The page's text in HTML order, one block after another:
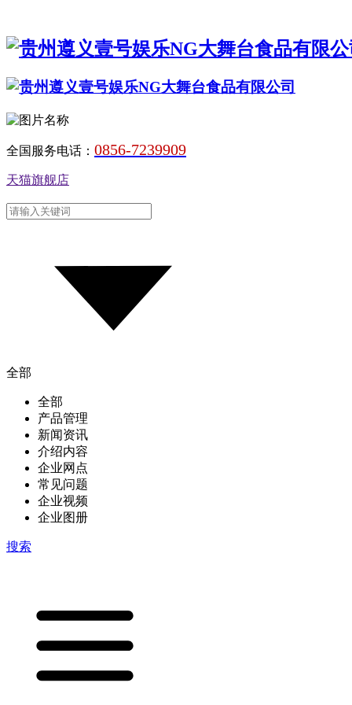
全国服务电话： 0856-7239909
天猫旗舰店
全部
全部
产品管理
新闻资讯
介绍内容
企业网点
常见问题
企业视频
企业图册
搜索